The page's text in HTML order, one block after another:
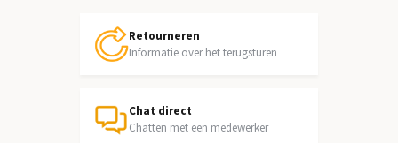
Retourneren
Informatie over het terugsturen
Chat direct
Chatten met een medewerker